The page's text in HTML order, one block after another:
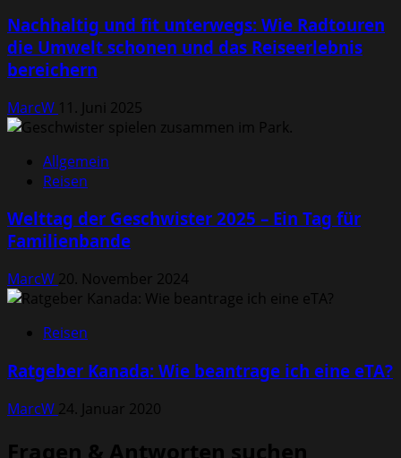
Nachhaltig und fit unterwegs: Wie Radtouren
die Umwelt schonen und das Reiseerlebnis
bereichern
MarcW 11. Juni 2025
Allgemein
Reisen
Welttag der Geschwister 2025 – Ein Tag für
Familienbande
MarcW 20. November 2024
Reisen
Ratgeber Kanada: Wie beantrage ich eine eTA?
MarcW 24. Januar 2020
Fragen & Antworten suchen